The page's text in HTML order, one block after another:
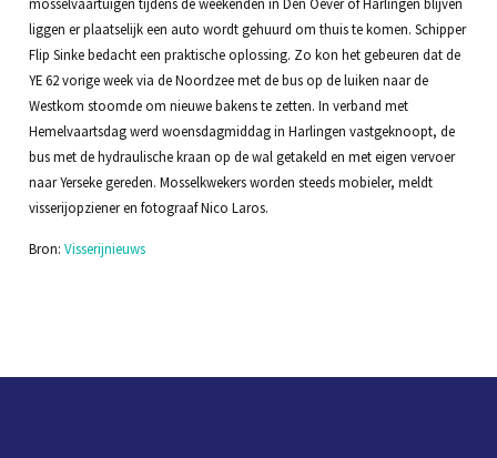
liggen er plaatselijk een auto wordt gehuurd om thuis te komen. Schipper
Flip Sinke bedacht een praktische oplossing. Zo kon het gebeuren dat de
YE 62 vorige week via de Noordzee met de bus op de luiken naar de
Westkom stoomde om nieuwe bakens te zetten. In verband met
Hemelvaartsdag werd woensdagmiddag in Harlingen vastgeknoopt, de
bus met de hydraulische kraan op de wal getakeld en met eigen vervoer
naar Yerseke gereden. Mosselkwekers worden steeds mobieler, meldt
visserijopziener en fotograaf Nico Laros.
Bron: Visserijnieuws